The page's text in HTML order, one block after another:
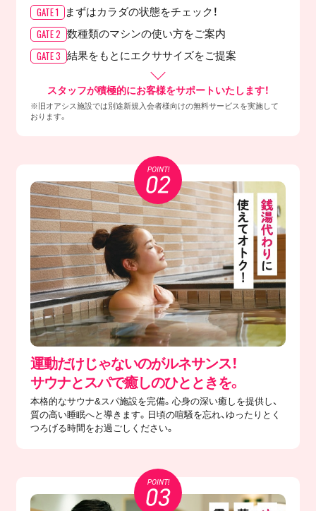
GATE 1 まずはカラダの状態をチェック！
GATE 2 数種類のマシンの使い方をご案内
GATE 3 結果をもとにエクササイズをご提案
スタッフが積極的にお客様をサポートいたします！
※旧オアシス施設では別途新規入会者様向けの無料サービスを実施して
おります。
運動だけじゃないのがルネサンス！
サウナとスパで癒しのひとときを。
本格的なサウナ&スパ施設を完備。心身の深い癒しを提供し、
質の高い睡眠へと導きます。日頃の喧騒を忘れ、ゆったりとく
つろげる時間をお過ごしください。